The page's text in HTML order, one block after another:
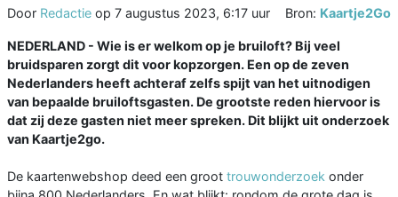
Door Redactie op 7 augustus 2023, 6:17 uur Bron: Kaartje2Go
NEDERLAND - Wie is er welkom op je bruiloft? Bij veel
bruidsparen zorgt dit voor kopzorgen. Een op de zeven
Nederlanders heeft achteraf zelfs spijt van het uitnodigen
van bepaalde bruiloftsgasten. De grootste reden hiervoor is
dat zij deze gasten niet meer spreken. Dit blijkt uit onderzoek
van Kaartje2go.
De kaartenwebshop deed een groot trouwonderzoek onder